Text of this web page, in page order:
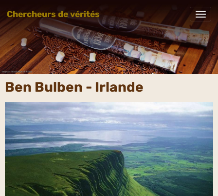
Chercheurs de vérités
Ben Bulben - Irlande